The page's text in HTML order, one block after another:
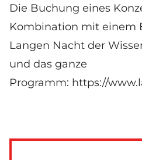
Die Buchung eines
Kombination mit einem
Langen Nacht der
und das ganze
Programm: https://